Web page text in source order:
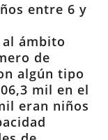
entre 6 y
ámbito
de
algún tipo
mil en el
eran niños